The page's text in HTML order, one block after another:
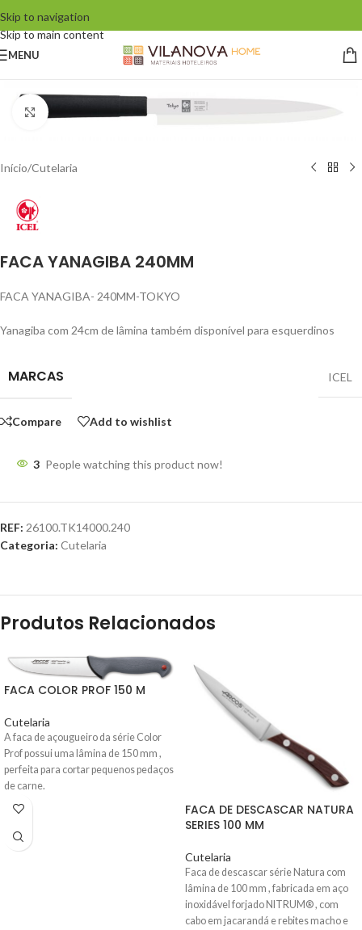
Skip to navigation
Skip to main content
MENU
Click to enlarge
Início/Cutelaria
FACA YANAGIBA 240MM
FACA YANAGIBA- 240MM-TOKYO
Yanagiba com 24cm de lâmina também disponível para esquerdinos
MARCAS ICEL
Compare Add to wishlist
3 People watching this product now!
REF: 26100.TK14000.240
Categoria: Cutelaria
Produtos Relacionados
FACA COLOR PROF 150 M
Cutelaria
A faca de açougueiro da série Color
Prof possui uma lâmina de 150 mm ,
perfeita para cortar pequenos pedaços
de carne.
FACA DE DESCASCAR NATURA
SERIES 100 MM
Cutelaria
Faca de descascar série Natura com
lâmina de 100 mm , fabricada em aço
inoxidável forjado NITRUM®, com
cabo em jacarandá e rebites macho e